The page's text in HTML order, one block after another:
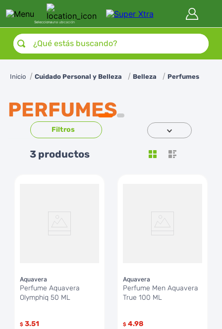
Seleccionauna ubicación
¿Qué estás buscando?
Cuidado Personal y Belleza Belleza Perfumes
PERFUMES
3 productos
Aquavera
Perfume Aquavera
Olymphiq 50 ML
$ 3.51
Aquavera
Perfume Men Aquavera
True 100 ML
$ 4.98